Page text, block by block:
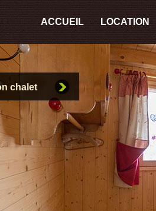
ACCUEIL LOCATION
chalet